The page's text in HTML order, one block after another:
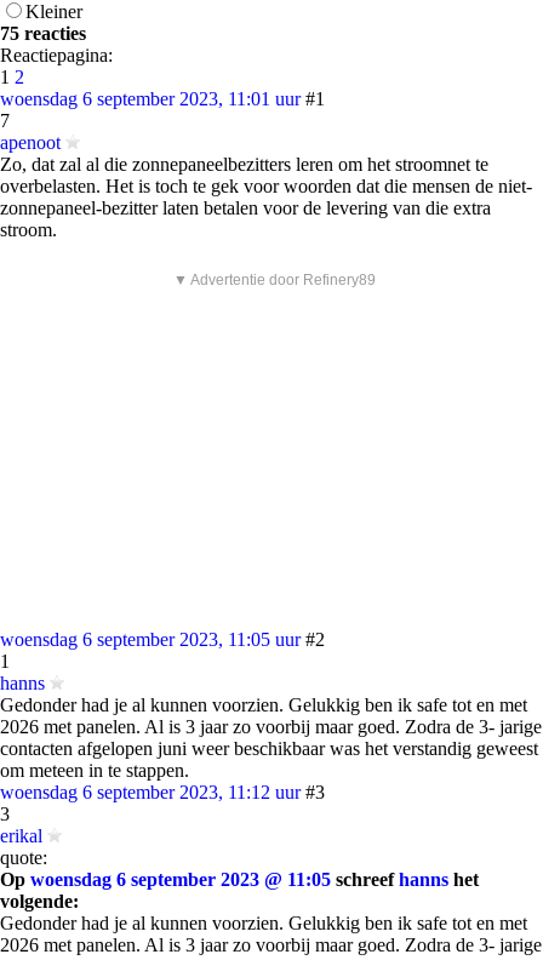
Kleiner
75 reacties
Reactiepagina:
1 2
woensdag 6 september 2023, 11:01 uur #1
7
apenoot
Zo, dat zal al die zonnepaneelbezitters leren om het stroomnet te
overbelasten. Het is toch te gek voor woorden dat die mensen de niet-
zonnepaneel-bezitter laten betalen voor de levering van die extra
stroom.
▼ Advertentie door Refinery89
woensdag 6 september 2023, 11:05 uur #2
1
hanns
Gedonder had je al kunnen voorzien. Gelukkig ben ik safe tot en met
2026 met panelen. Al is 3 jaar zo voorbij maar goed. Zodra de 3- jarige
contacten afgelopen juni weer beschikbaar was het verstandig geweest
om meteen in te stappen.
woensdag 6 september 2023, 11:12 uur #3
3
erikal
quote:
Op woensdag 6 september 2023 @ 11:05 schreefhanns het
volgende:
Gedonder had je al kunnen voorzien. Gelukkig ben ik safe tot en met
2026 met panelen. Al is 3 jaar zo voorbij maar goed. Zodra de 3- jarige